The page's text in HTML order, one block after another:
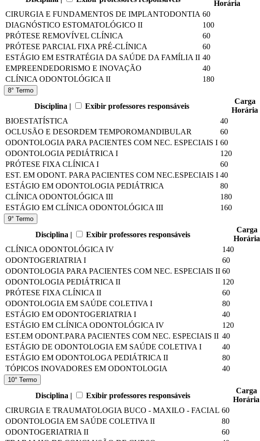
Horária
CIRURGIA E FUNDAMENTOS DE IMPLANTODONTIA 60
DIAGNÓSTICO ESTOMATOLÓGICO II
100
PRÓTESE REMOVÍVEL CLÍNICA
60
PRÓTESE PARCIAL FIXA PRÉ-CLÍNICA
60
ESTÁGIO EM ESTRATÉGIA DA SAÚDE DA FAMÍLIA II 40
EMPREENDEDORISMO E INOVAÇÃO
40
CLÍNICA ODONTOLÓGICA II
180
8° Termo
Disciplina | Exibir professores responsáveis
Carga
Horária
BIOESTATÍSTICA
40
OCLUSÃO E DESORDEM TEMPOROMANDIBULAR
60
ODONTOLOGIA PARA PACIENTES COM NEC. ESPECIAIS I 60
ODONTOLOGIA PEDIÁTRICA I
120
PRÓTESE FIXA CLÍNICA I
60
EST. EM ODONT. PARA PACIENTES COM NEC.ESPECIAIS I 40
ESTÁGIO EM ODONTOLOGIA PEDIÁTRICA
80
CLÍNICA ODONTOLÓGICA III
180
ESTÁGIO EM CLÍNICA ODONTOLÓGICA III
160
9° Termo
Disciplina | Exibir professores responsáveis
Carga
Horária
CLÍNICA ODONTOLÓGICA IV
140
ODONTOGERIATRIA I
60
ODONTOLOGIA PARA PACIENTES COM NEC. ESPECIAIS II 60
ODONTOLOGIA PEDIÁTRICA II
120
PRÓTESE FIXA CLÍNICA II
60
ODONTOLOGIA EM SAÚDE COLETIVA I
80
ESTÁGIO EM ODONTOGERIATRIA I
40
ESTÁGIO EM CLÍNICA ODONTOLÓGICA IV
120
EST.EM ODONT.PARA PACIENTES COM NEC. ESPECIAIS II 40
ESTÁGIO DE ODONTOLOGIA EM SAÚDE COLETIVA I
40
ESTÁGIO EM ODONTOLOGA PEDIÁTRICA II
80
TÓPICOS INOVADORES EM ODONTOLOGIA
40
10° Termo
Disciplina | Exibir professores responsáveis
Carga
Horária
CIRURGIA E TRAUMATOLOGIA BUCO - MAXILO - FACIAL 60
ODONTOLOGIA EM SAÚDE COLETIVA II
80
ODONTOGERIATRIA II
60